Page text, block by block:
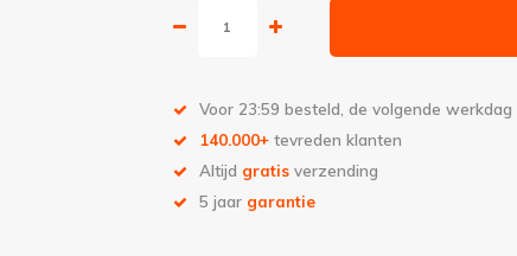
Voor 23:59 besteld, de volgende
140.000+ tevreden klanten
Altijd gratis verzending
5 jaar garantie